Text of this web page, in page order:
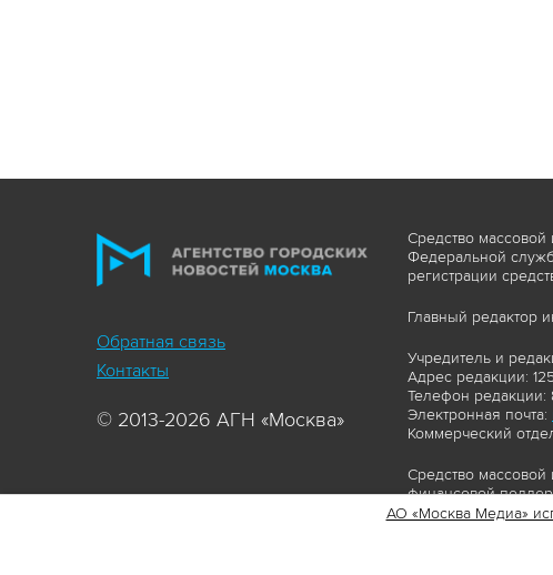
Обратная связь
Контакты
© 2013-2026 АГН «Москва»
Средство массовой
Федеральной
регистрации
Главный редактор
Учредитель и
Адрес редакции:
Телефон редакции:
Электронная почта:
Коммерческий
Средство массовой
финансовой
Сайт https://
АО «Москва Медиа»